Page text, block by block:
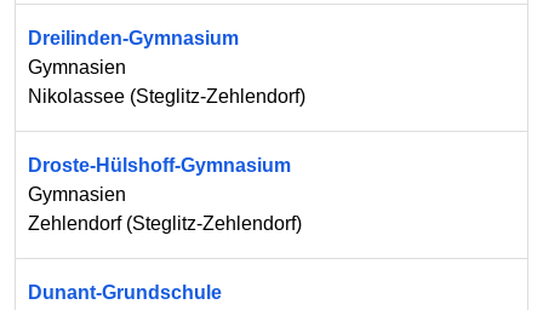
Dreilinden-Gymnasium
Gymnasien
Nikolassee (Steglitz-Zehlendorf)
Droste-Hülshoff-Gymnasium
Gymnasien
Zehlendorf(Steglitz-Zehlendorf)
Dunant-Grundschule